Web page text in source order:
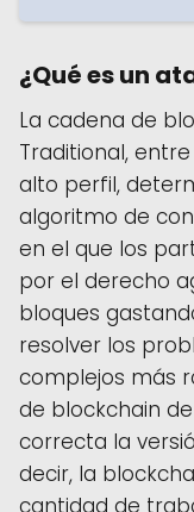
¿Qué es un
La cadena de
Traditional,
alto perfil,
algoritmo de
en el que los
por el derecho
bloques
resolver los
complejos más
de blockchain
correcta la
decir, la